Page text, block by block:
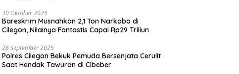
30 Oktober 2025
Bareskrim Musnahkan 2,1 Ton Narkoba di
Cilegon, Nilainya Fantastis Capai Rp29 Triliun
28 September 2025
Polres Cilegon Bekuk Pemuda Bersenjata Cerulit
Saat Hendak Tawuran di Cibeber